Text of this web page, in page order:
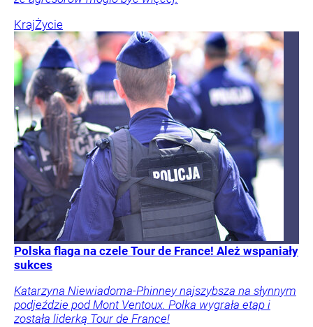
KrajŻycie
Polska flaga na czele Tour de France! Ależ wspaniały
sukces
Katarzyna Niewiadoma-Phinney najszybsza na słynnym
podjeździe pod Mont Ventoux. Polka wygrała etap i
została liderką Tour de France!